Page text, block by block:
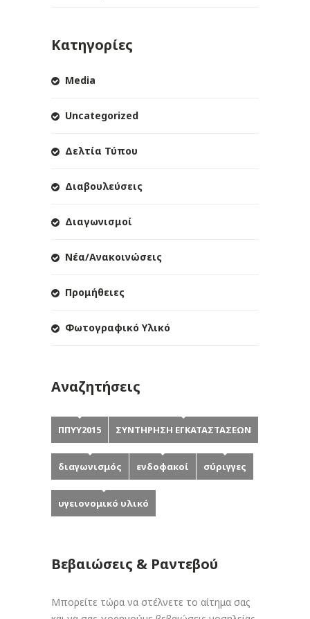
Κατηγορίες
Media
Uncategorized
Δελτία Τύπου
Διαβουλεύσεις
Διαγωνισμοί
Νέα/Ανακοινώσεις
Προμήθειες
Φωτογραφικό Υλικό
Αναζητήσεις
ΠΠΥΥ2015 ΣΥΝΤΗΡΗΣΗ ΕΓΚΑΤΑΣΤΑΣΕΩΝ
διαγωνισμός ενδοφακοί σύριγγες
υγειονομικό υλικό
Βεβαιώσεις & Ραντεβού
Μπορείτε τώρα να στέλνετε το αίτημα σας